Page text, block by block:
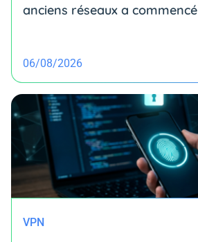
anciens réseaux a commencé
06/08/2026
VPN